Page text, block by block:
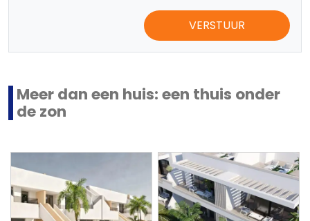
VERSTUUR
Meer dan een huis: een thuis onder
de zon